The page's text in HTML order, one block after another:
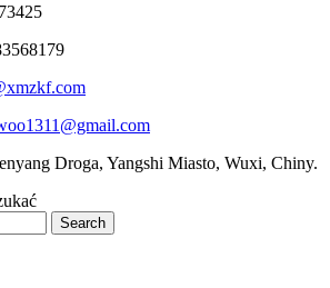
Droga, Yangshi Miasto, Wuxi, Chiny.